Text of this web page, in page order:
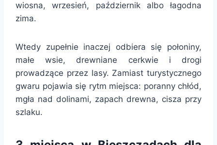
wiosna, wrzesień, październik albo łagodna
zima.
Wtedy zupełnie inaczej odbiera się połoniny,
małe wsie, drewniane cerkwie i drogi
prowadzące przez lasy. Zamiast turystycznego
gwaru pojawia się rytm miejsca: poranny chłód,
mgła nad dolinami, zapach drewna, cisza przy
szlaku.